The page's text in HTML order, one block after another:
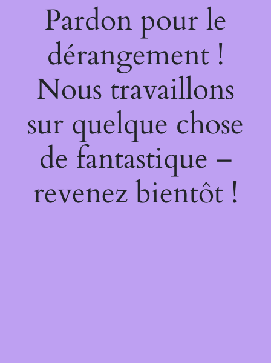
Pardon pour le
dérangement !
Nous travaillons
sur quelque chose
de fantastique –
revenez bientôt !